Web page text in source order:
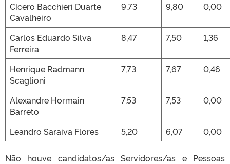
Cícero Bacchieri Duarte
Cavalheiro
9,73 9,80 0,00
Carlos Eduardo Silva
Ferreira
8,47 7,50 1,36
Henrique Radmann
Scaglioni
7,73 7,67 0,46
Alexandre Hormain
Barreto
7,53 7,53 0,00
Leandro Saraiva Flores 5,20 6,07 0,00
Não houve candidatos/as Servidores/as e Pessoas